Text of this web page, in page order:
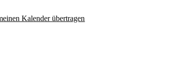
Kalender übertragen